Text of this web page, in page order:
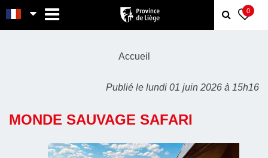
0
Accueil
Publié le lundi 01 juin 2026 à 15h16
MONDE SAUVAGE SAFARI